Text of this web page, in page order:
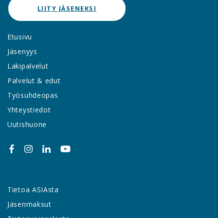
LIITY JÄSENEKSI
Etusivu
Jäsenyys
Lakipalvelut
Palvelut & edut
Työsuhdeopas
Yhteystiedot
Uutishuone
Tietoa ASIAsta
Jäsenmaksut